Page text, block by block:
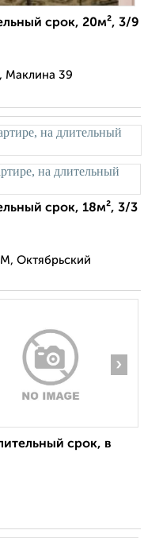
срок, 20м², 3/9
Маклина 39
срок, 18м², 3/3
Октябрьский
›
срок, в